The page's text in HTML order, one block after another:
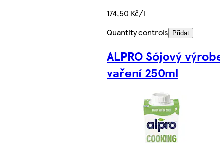
174,50 Kč/l
Quantity controls
Přidat
ALPRO Sójový
vaření 250ml